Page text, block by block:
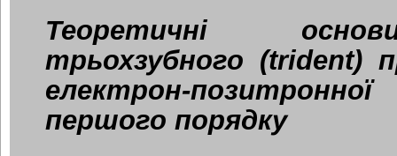
Теоретичні
трьохзубного (trident)
електрон-
першого порядку